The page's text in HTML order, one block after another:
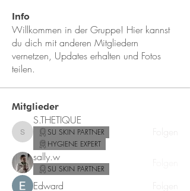
Info
Willkommen in der Gruppe! Hier kannst
du dich mit anderen Mitgliedern
vernetzen, Updates erhalten und Fotos
teilen.
Mitglieder
S.THETIQUE
S.THETIQUE
SU SKIN PARTNER
HYGIENE EXPERT
sally.w
SU SKIN PARTNER
Edward